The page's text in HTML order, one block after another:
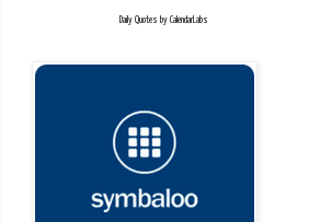
Daily Quotes by CalendarLabs